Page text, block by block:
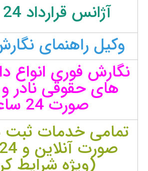
آژانس قرارداد 24 ساعته
وکیل راهنمای
نگارش فوری انواع
های حقوقی نادر و
صورت 24 ساعته
تمامی خدمات
(ویژه شرایط